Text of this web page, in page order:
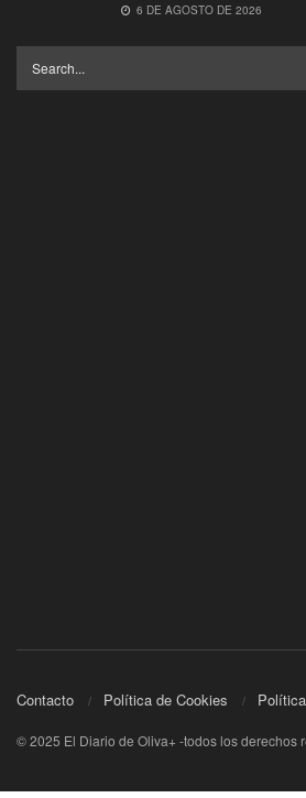
6 DE AGOSTO DE 2026
Contacto Política de Cookies
© 2025 El Diario de Oliva+ -todos los derechos